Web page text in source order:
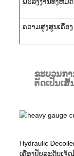
ຄວາມສູງສູນເຄື່ອງ
ຂະບວນກ
ຕັດເປັນເສັ້
Hydraulic
ເຄື່ອງປັບລະດັບເຈັດ